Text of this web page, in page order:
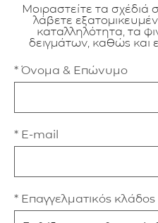
Μοιραστείτε τα σχέδιά
λάβετε
καταλληλότητα, τα
δειγμάτων, καθώς και
* Όνομα & Επώνυμο
* E-mail
* Επαγγελματικός κλάδος